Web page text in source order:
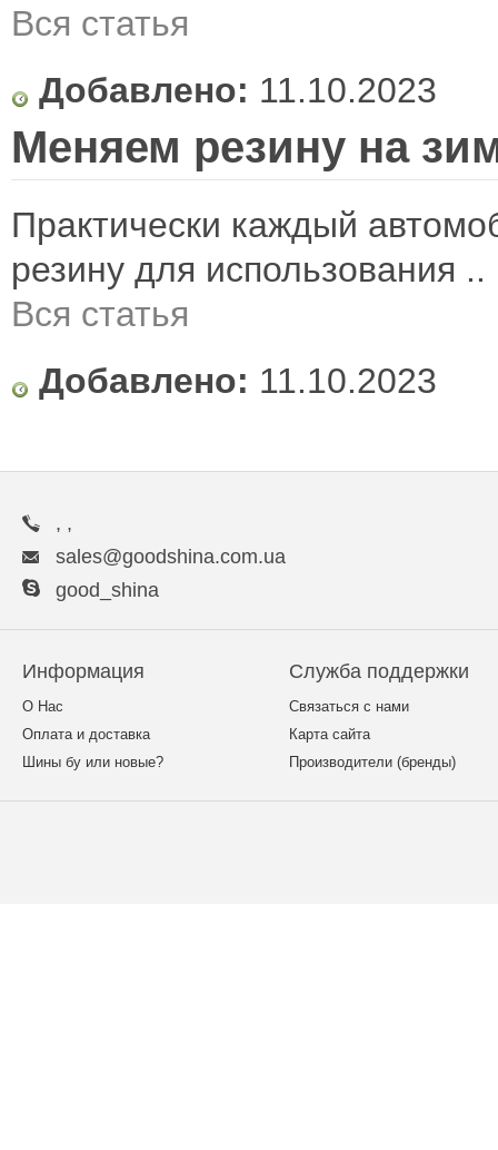
Вся статья
Добавлено: 11.10.2023
Меняем резину на
Практически каждый
резину для использования ..
Вся статья
Добавлено: 11.10.2023
, ,
sales@goodshina.com.ua
good_shina
Информация
О Нас
Оплата и доставка
Шины бу или новые?
Служба поддержки
Связаться с нами
Карта сайта
Производители (бренды)